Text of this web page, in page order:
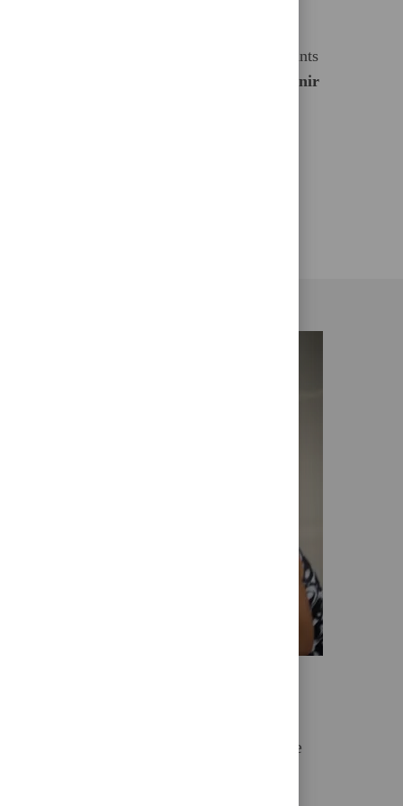
humaine.
conteste, l’un des aspects les plus passionnants
fonde sa raison d’être : construire un avenir
efforts déployés quotidiennement par
collaborateur du Groupe pour rendre le
professionnels riches
professionnels qui nourrit notre